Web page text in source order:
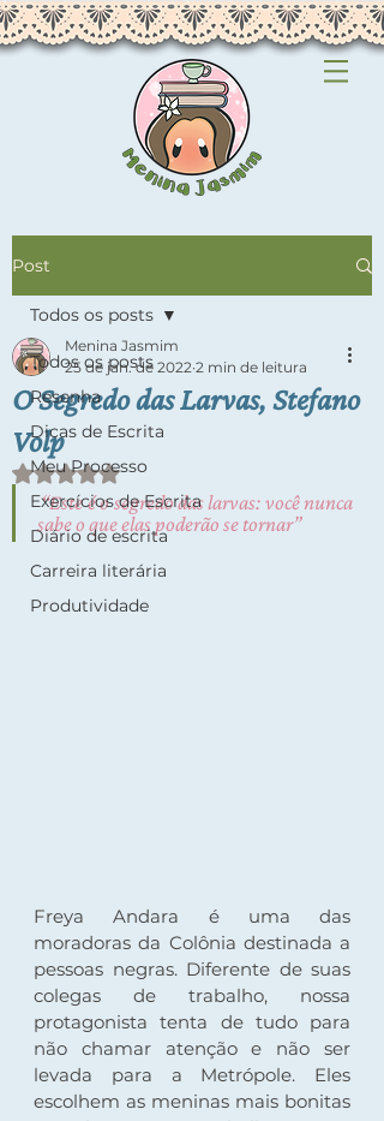
Post
Todos os posts
Resenha
Dicas de Escrita
Meu Processo
Exercícios de Escrita
Diário de escrita
Carreira literária
Produtividade
Todos os posts
O Segredo das Larvas, Stefano
Volp
Menina Jasmim
25 de jan. de 2022 2 min de leitura
Avaliado com NaN de 5 estrelas.
“Este é o segredo das larvas: você nunca
sabe o que elas poderão se tornar”
Freya Andara é uma das
moradoras da Colônia destinada a
pessoas negras. Diferente de suas
colegas de trabalho, nossa
protagonista tenta de tudo para
não chamar atenção e não ser
levada para a Metrópole. Eles
escolhem as meninas mais bonitas